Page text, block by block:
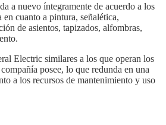
a nuevo íntegramente de acuerdo a los
en cuanto a pintura, señalética,
de asientos, tapizados, alfombras,
Electric similares a los que operan los
posee, lo que redunda en una
a los recursos de mantenimiento y uso